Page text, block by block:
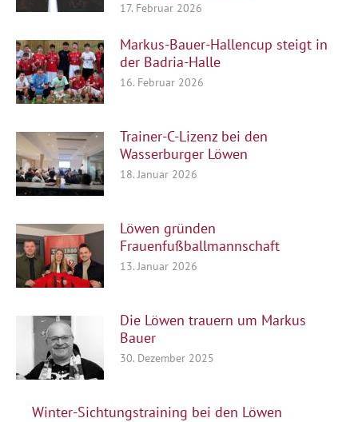
17. Februar 2026
Markus-Bauer-Hallencup steigt in
der Badria-Halle
16. Februar 2026
Trainer-C-Lizenz bei den
Wasserburger Löwen
18. Januar 2026
Löwen gründen
Frauenfußballmannschaft
13. Januar 2026
Die Löwen trauern um Markus
Bauer
30. Dezember 2025
Winter-Sichtungstraining bei den Löwen